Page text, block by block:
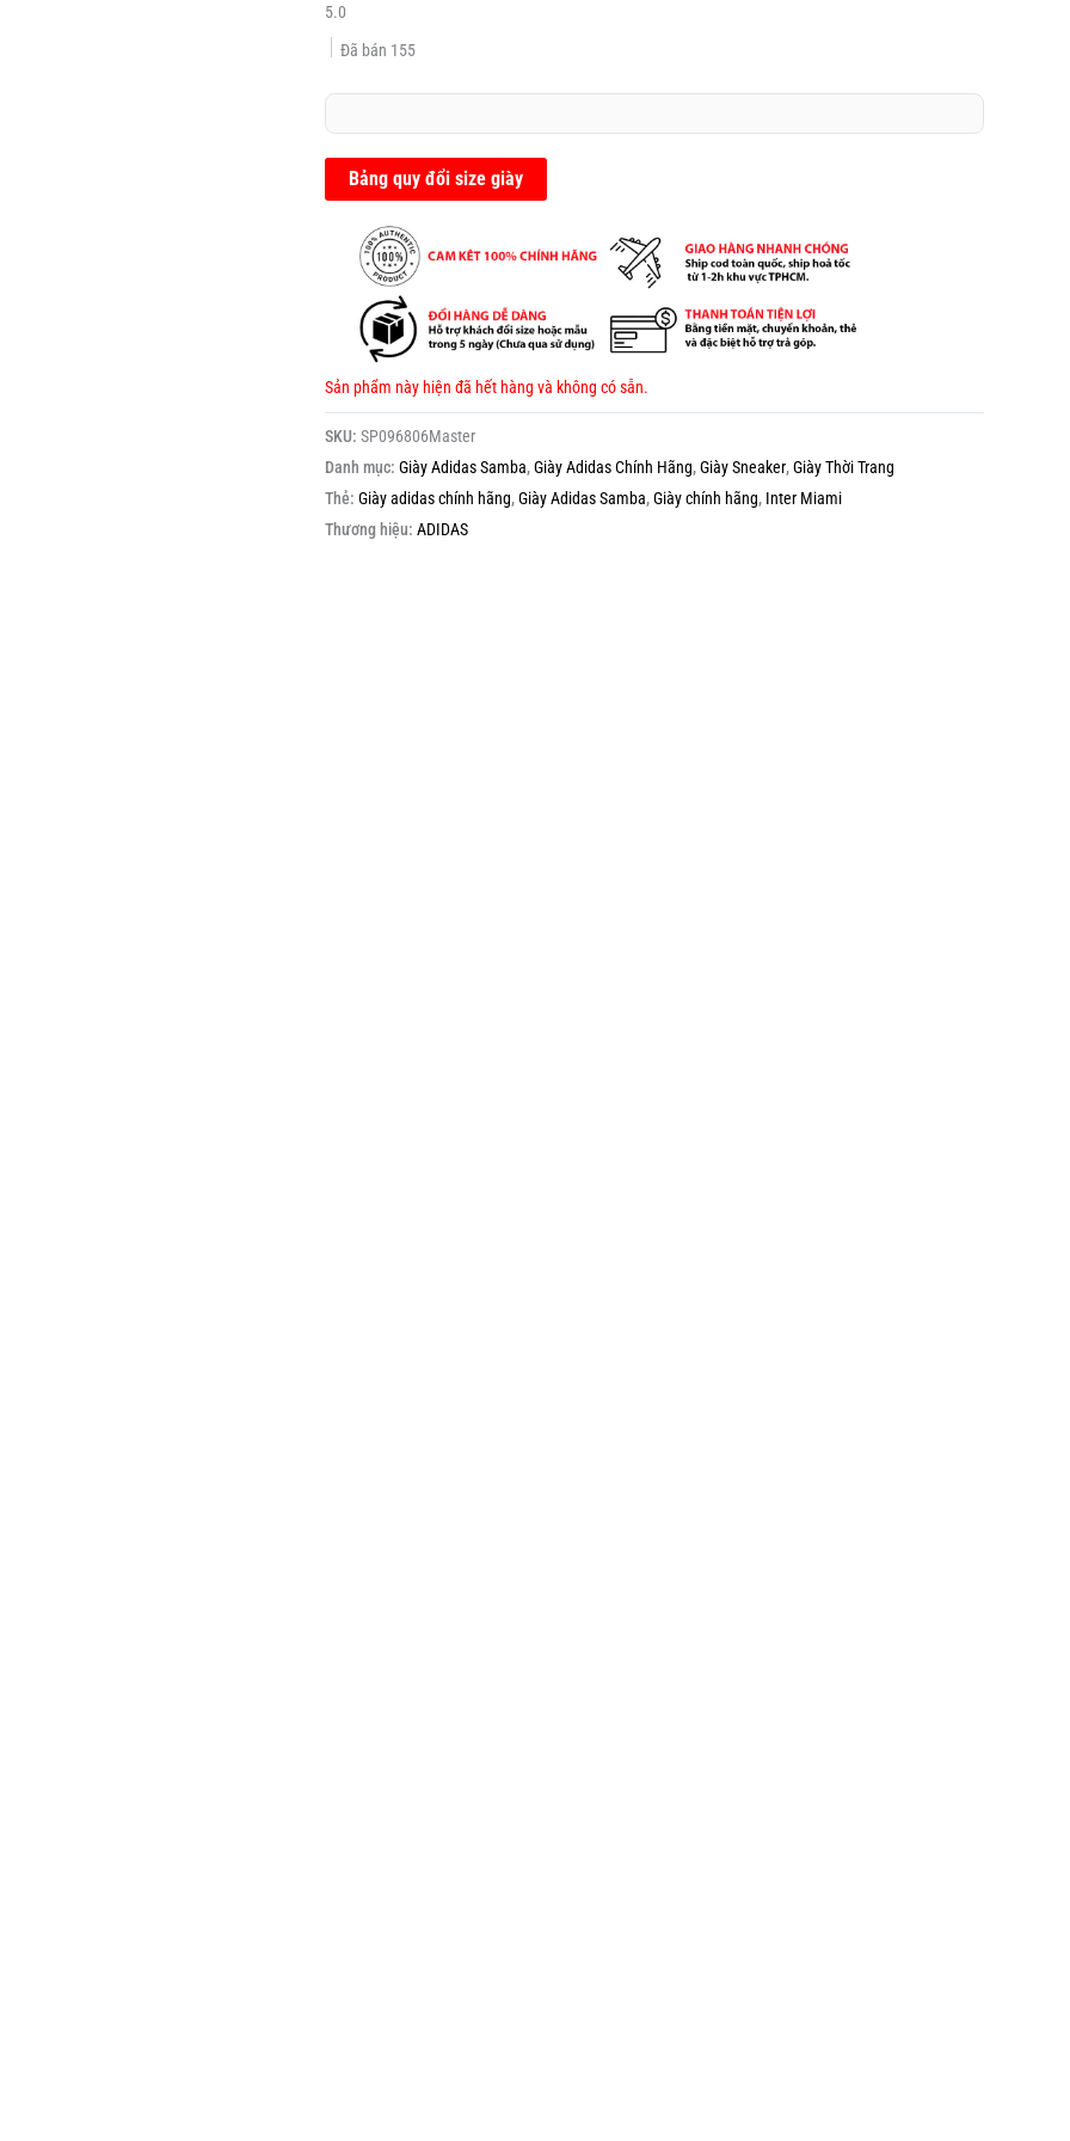
5.0
Đã bán 155
Bảng quy đổi size giày
Sản phẩm này hiện đã hết hàng và không có sẵn.
SKU: SP096806Master
Danh mục: Giày Adidas Samba,Giày Adidas Chính Hãng,Giày Sneaker,Giày Thời Trang
Thẻ: Giày adidas chính hãng,Giày Adidas Samba,Giày chính hãng, Inter Miami
Thương hiệu: ADIDAS